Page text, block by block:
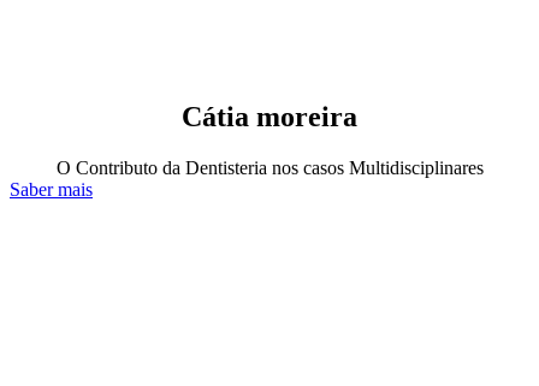
Cátia moreira
O Contributo da Dentisteria nos casos Multidisciplinares
Saber mais